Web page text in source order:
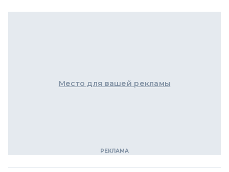
Место для вашей рекламы